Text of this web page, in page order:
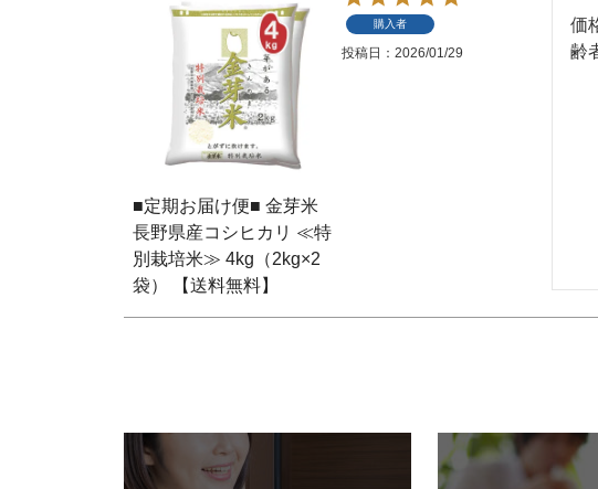
■定期お届け便■ 金芽米
長野県産コシヒカリ ≪特
別栽培米≫ 4kg（2kg×2
袋） 【送料無料】
購入者
投稿日 2026/01/29
価
齢